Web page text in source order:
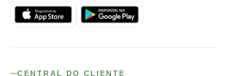
CENTRAL DO CLIENTE